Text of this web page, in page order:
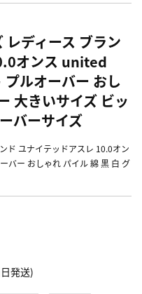
レディース ブラン
オンス united
ルオーバー おし
大きいサイズ ビッ
バーサイズ
ド ユナイテッドアスレ 10.0オン
バー おしゃれ パイル 綿 黒 白 グ
発送)